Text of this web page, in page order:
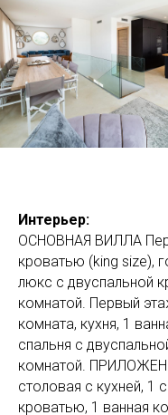
Интерьер:
ОСНОВНАЯ ВИЛЛА
кроватью (king size),
люкс с двуспальной
комнатой. Первый
комната, кухня, 1
спальня с
комнатой.
столовая с кухней, 1
кроватью, 1 ванная